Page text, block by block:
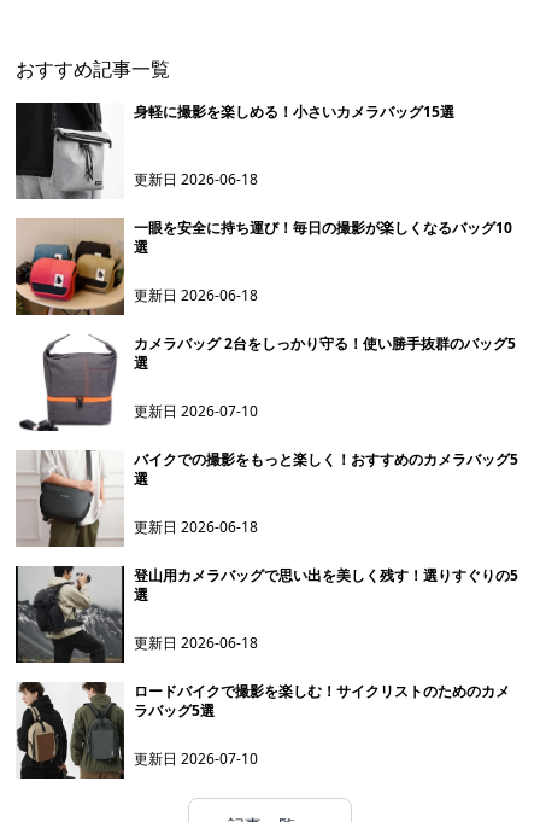
おすすめ記事一覧
身軽に撮影を楽しめる！小さいカメラバッグ15選
更新日2026-06-18
一眼を安全に持ち運び！毎日の撮影が楽しくなるバッグ10
選
更新日2026-06-18
カメラバッグ 2台をしっかり守る！使い勝手抜群のバッグ5
選
更新日2026-07-10
バイクでの撮影をもっと楽しく！おすすめのカメラバッグ5
選
更新日2026-06-18
登山用カメラバッグで思い出を美しく残す！選りすぐりの5
選
更新日2026-06-18
ロードバイクで撮影を楽しむ！サイクリストのためのカメ
ラバッグ5選
更新日2026-07-10